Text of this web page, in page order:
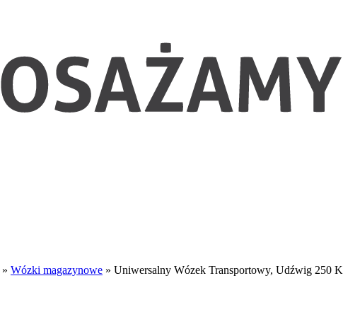
» Wózki magazynowe » Uniwersalny Wózek Transportowy, Udźwig 250